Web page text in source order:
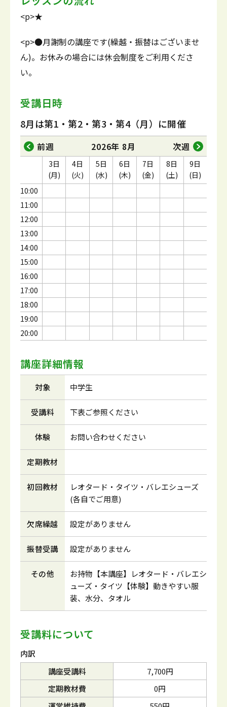
<p>★
<p>●月謝制の講座です(繰越・振替はございませ
ん)。お休みの場合には休会制度をご利用くださ
い。
受講日時
8月は第1・第2・第3・第4（月）に開催
前週 2026年 8月 次週
10:00
11:00
12:00
13:00
14:00
15:00
16:00
17:00
18:00
19:00
20:00
3日
(月)
4日
(火)
5日
(水)
6日
(木)
7日
(金)
8日
(土)
9日
(日)
講座詳細情報
対象 中学生
受講料 下表ご参照ください
体験 お問い合わせください
定期教材
初回教材
レオタード・タイツ・バレエシューズ
(各自でご用意)
欠席繰越 設定がありません
振替受講 設定がありません
その他
お持物【本講座】レオタード・バレエシ
ューズ・タイツ【体験】動きやすい服
装、水分、タオル
受講料について
内訳
講座受講料
7,700円
定期教材費
0円